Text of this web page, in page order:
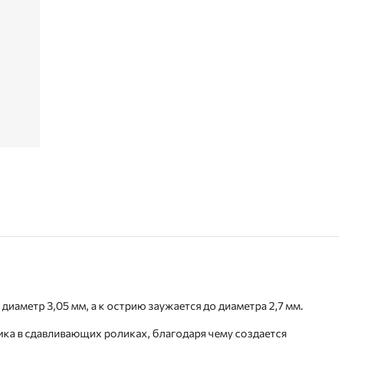
3,05 мм, а к острию заужается до диаметра 2,7 мм.
в сдавливающих роликах, благодаря чему создается